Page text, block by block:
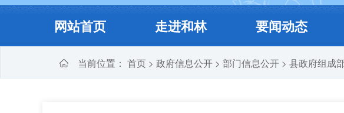
网站首页 走进和林 要闻动态
当前位置： 首页 > 政府信息公开 > 部门信息公开 > 县政府组成